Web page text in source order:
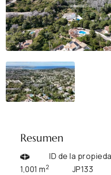
Resumen
1,001 m2
ID de la
JP133